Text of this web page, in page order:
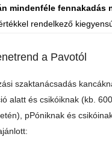
mindenféle fennakadás
rendelkező
a Pavotól
szaktanácsadás
alatt és csikóiknak (kb.
pPóniknak és